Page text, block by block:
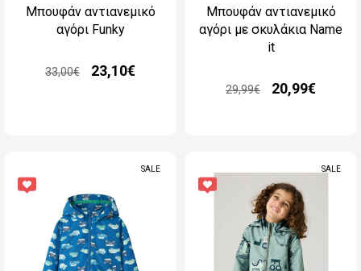
Μπουφάν αντιανεμικό
αγόρι Funky
33,00€ 23,10€
Μπουφάν αντιανεμικό
αγόρι με σκυλάκια Name
it
29,99€ 20,99€
SALE SALE